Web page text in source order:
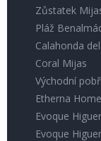
Zůstatek
Pláž
Calahonda
Coral Mijas
Východní
Etherna
Evoque
Evoque